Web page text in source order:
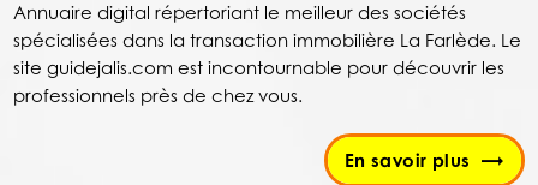
Annuaire digital répertoriant le meilleur des sociétés
spécialisées dans la transaction immobilière La Farlède. Le
site guidejalis.com est incontournable pour découvrir les
professionnels près de chez vous.
En savoir plus